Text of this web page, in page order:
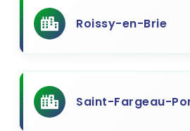
Roissy-en-Brie
Saint-Fargeau-